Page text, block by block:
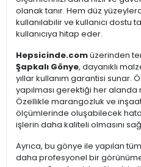
olanak tanır. Hem düz
kullanılabilir ve kullanıcı dostu
kullanıcıya hitap eder.
Hepsicinde.comüzerinden
Şapkalı Gönye, dayanıklı
yıllar kullanım garantisi sunar.
yapılması gerektiği her alanda
Özellikle marangozluk ve
ölçümlerinde oluşabilecek
işlerin daha kaliteli olmasını
Ayrıca, bu gönye ile yapılan
daha profesyonel bir